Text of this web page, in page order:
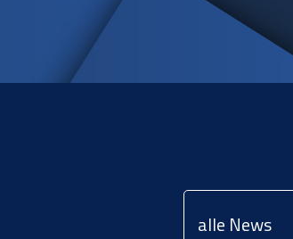
alle News